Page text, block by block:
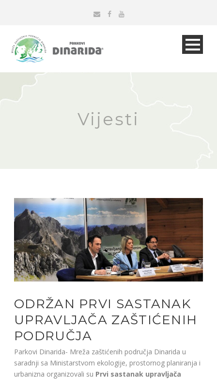
Vijesti
ODRŽAN PRVI SASTANAK
UPRAVLJAČA ZAŠTIĆENIH
PODRUČJA
Parkovi Dinarida- Mreža zaštićenih područja Dinarida u
saradnji sa Ministarstvom ekologije, prostornog planiranja i
urbanizna organizovali su Prvi sastanak upravljača